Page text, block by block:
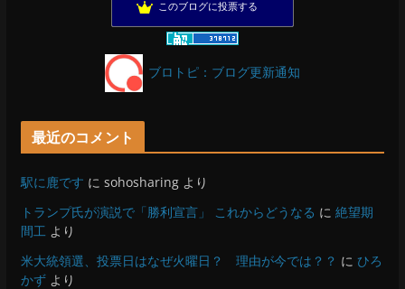
のんびりいこうよ！
15位 OESセｴラ＆レイラ何気ない風景
このブログに投票する
ブロトピ：ブログ更新通知
最近のコメント
駅に鹿です に sohosharingより
トランプ氏が演説で「勝利宣言」 これからどうなる に 絶望期
間工より
米大統領選、投票日はなぜ火曜日？ 理由が今では？？ に ひろ
かずより